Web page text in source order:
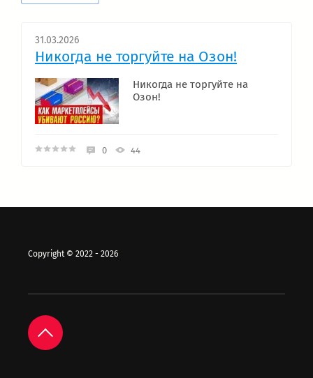
31.03.2026
Никогда не торгуйте на Озон!
Никогда не торгуйте на
Озон!
0 44
Copyright © 2022 - 2026